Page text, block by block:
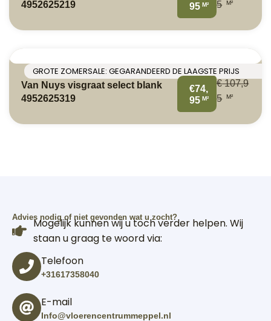
4952625219
95 M²
5
M²
GROTE ZOMERSALE: GEGARANDEERD DE LAAGSTE PRIJS
Van Nuys visgraat select blank
4952625319
€74,
95 M²
€107,9
5
M²
Advies nodig of niet gevonden wat u zocht?
Mogelijk kunnen wij u toch verder helpen. Wij
staan u graag te woord via:
Telefoon
+31617358040
E-mail
Info@vloerencentrummeppel.nl